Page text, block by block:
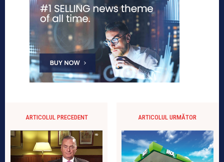
ARTICOLUL PRECEDENT ARTICOLUL URMĂTOR